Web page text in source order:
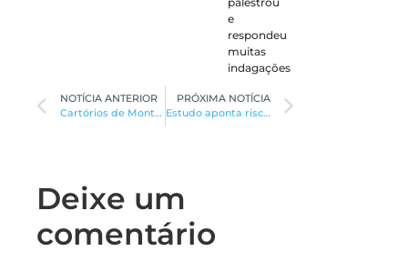
e
respondeu
muitas
indagações
NOTÍCIA ANTERIOR
Cartórios de Montes Claros realizam “Rosas para Joaquina” neste sábado
PRÓXIMA NOTÍCIA
Estudo aponta riscos de professores
Deixe um
comentário